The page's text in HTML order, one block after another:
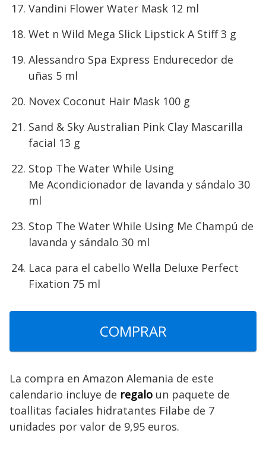
Vandini Flower Water Mask 12 ml
Wet n Wild Mega Slick Lipstick A Stiff 3 g
Alessandro Spa Express Endurecedor de
uñas 5 ml
Novex Coconut Hair Mask 100 g
Sand & Sky Australian Pink Clay Mascarilla
facial 13 g
Stop The Water While Using
Me Acondicionador de lavanda y sándalo 30
ml
Stop The Water While Using Me Champú de
lavanda y sándalo 30 ml
Laca para el cabello Wella Deluxe Perfect
Fixation 75 ml
COMPRAR
La compra en Amazon Alemania de este
calendario incluye de regalo un paquete de
toallitas faciales hidratantes Filabe de 7
unidades por valor de 9,95 euros.